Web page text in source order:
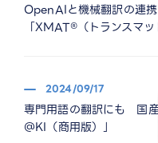
OpenAIと機械翻訳の連
「XMAT®（トランスマッ
2024/09/17
専門用語の翻訳にも 国
＠KI（商用版）」